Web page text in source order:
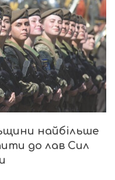
найбільше
до лав Сил